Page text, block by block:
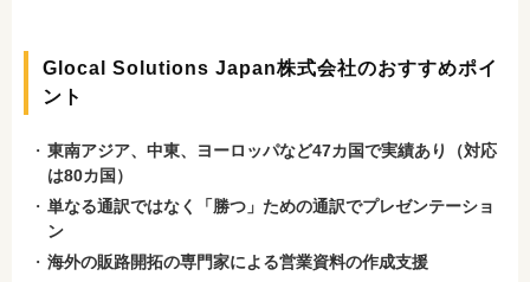
Glocal Solutions Japan株式会社のおすすめポイ
ント
東南アジア、中東、ヨーロッパなど47カ国で実績あり（対応
は80カ国）
単なる通訳ではなく「勝つ」ための通訳でプレゼンテーショ
ン
海外の販路開拓の専門家による営業資料の作成支援